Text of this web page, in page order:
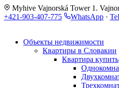
Myhive Vajnorská Tower 1.
+421-903-407-775
WhatsApp ·
Объекты недвижимости
Квартиры в Словакии
Квартира купить